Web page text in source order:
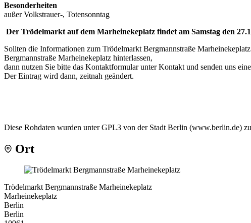
Besonderheiten
außer Volkstrauer-, Totensonntag
Der Trödelmarkt auf dem Marheinekeplatz findet am Samstag den
Sollten die Informationen zum Trödelmarkt Bergmannstraße
Bergmannstraße Marheinekeplatz hinterlassen,
dann nutzen Sie bitte das Kontaktformular unter Kontakt und senden uns
Der Eintrag wird dann, zeitnah geändert.
Diese Rohdaten wurden unter GPL3 von der Stadt Berlin (www.berlin.de)
Ort
Trödelmarkt Bergmannstraße Marheinekeplatz
Marheinekeplatz
Berlin
Berlin